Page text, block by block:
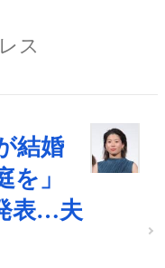
ス
結婚
を」
表…夫